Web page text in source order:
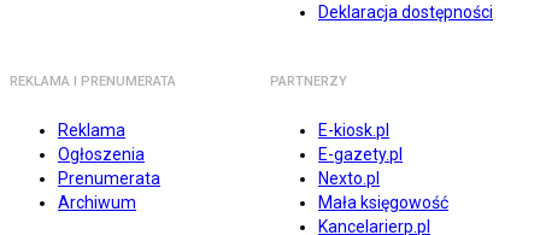
Deklaracja dostępności
REKLAMA I PRENUMERATA
Reklama
Ogłoszenia
Prenumerata
Archiwum
PARTNERZY
E-kiosk.pl
E-gazety.pl
Nexto.pl
Mała księgowość
Kancelarierp.pl